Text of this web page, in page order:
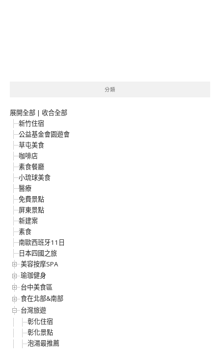
分類
展開全部 | 收合全部
新竹住宿
公益基金會園遊會
草屯美食
咖啡店
素食餐廳
小琉球美食
醫療
免費景點
屏東景點
新建案
素食
南歐西班牙11日
日本四國之旅
美容按摩SPA
瑜珈健身
台中美食區
食在北部&南部
台灣旅遊
彰化住宿
彰化景點
泡湯最推薦